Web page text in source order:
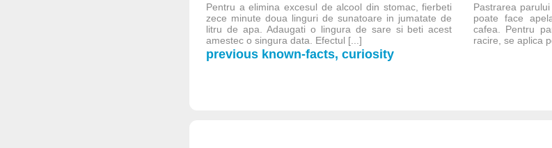
Pentru a elimina excesul de alcool din stomac, fierbeti
zece minute doua linguri de sunatoare in jumatate de
litru de apa. Adaugati o lingura de sare si beti acest
amestec o singura data. Efectul [...]
previous known-facts, curiosity
Pastrarea
poate face
cafea. Pentru
racire, se aplica